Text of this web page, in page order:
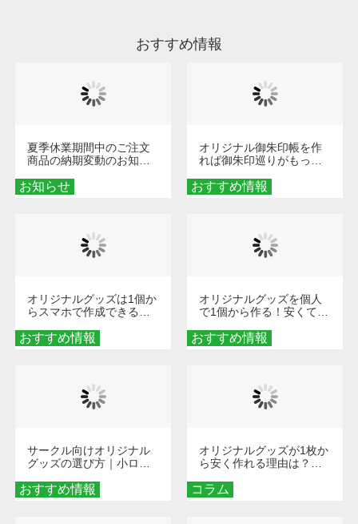
おすすめ情報
お知らせ
夏季休業期間中のご注文
商品の納期変動のお知ら
おすすめ情報
オリジナル御朱印帳を作
れば御朱印巡りがもっと
ダーメイドする魅力と選
び方
おすすめ情報
オリジナルグッズは1個か
らスマホで作成できる！
くなる巾着＆ポーチ活用
術
おすすめ情報
オリジナルグッズを個人
で1個から作る！安くて簡
秘訣
おすすめ情報
サークル向けオリジナル
グッズの選び方｜小ロッ
める秘訣
コラム
オリジナルグッズが1枚か
ら安く作れる理由は？オ
とメリットを解説